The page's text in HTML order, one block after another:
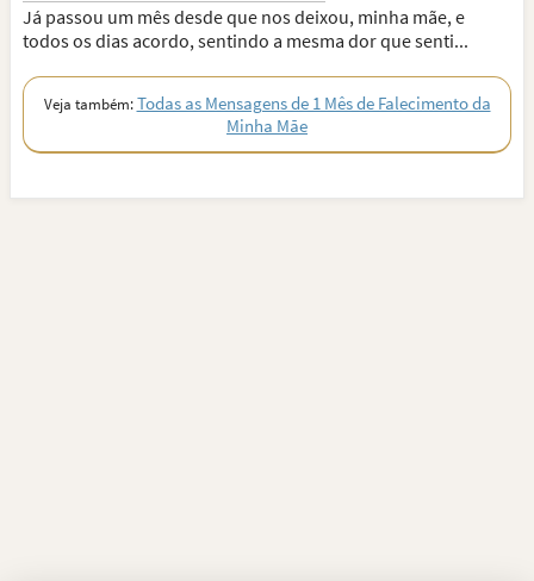
Já passou um mês desde que nos deixou, minha mãe, e
todos os dias acordo, sentindo a mesma dor que senti...
Veja também:Todas as Mensagens de 1 Mês de Falecimento da
Minha Mãe